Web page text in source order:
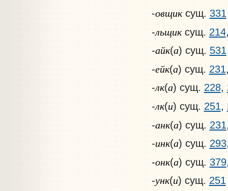
-овщиксущ. 331
-льщиксущ. 214
-айк(а) сущ. 531
-ейк(а) сущ. 231
-лк(а) сущ. 228,
-лк(и) сущ. 251,
-анк(а) сущ. 231
-инк(а) сущ. 293
-онк(а) сущ. 379
-унк(и) сущ. 251